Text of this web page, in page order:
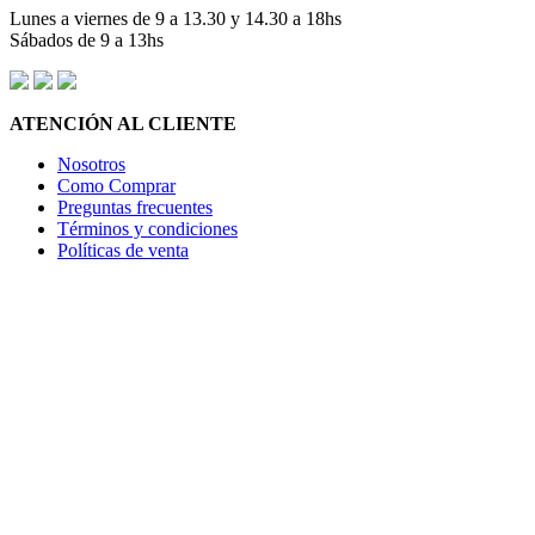
Lunes a viernes de 9 a 13.30 y 14.30 a 18hs
Sábados de 9 a 13hs
ATENCIÓN AL CLIENTE
Nosotros
Como Comprar
Preguntas frecuentes
Términos y condiciones
Políticas de venta